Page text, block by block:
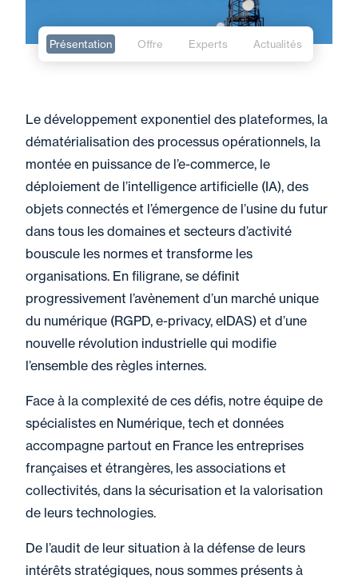
Présentation Offre Experts Actualités
Le développement exponentiel des plateformes, la
dématérialisation des processus opérationnels, la
montée en puissance de l’e-commerce, le
déploiement de l’intelligence artificielle (IA), des
objets connectés et l’émergence de l’usine du futur
dans tous les domaines et secteurs d’activité
bouscule les normes et transforme les
organisations. En filigrane, se définit
progressivement l’avènement d’un marché unique
du numérique (RGPD, e-privacy, eIDAS) et d’une
nouvelle révolution industrielle qui modifie
l’ensemble des règles internes.
Face à la complexité de ces défis, notre équipe de
spécialistes en Numérique, tech et données
accompagne partout en France les entreprises
françaises et étrangères, les associations et
collectivités, dans la sécurisation et la valorisation
de leurs technologies.
De l’audit de leur situation à la défense de leurs
intérêts stratégiques, nous sommes présents à